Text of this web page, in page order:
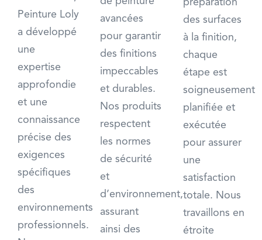
Peinture Loly
a développé
une
expertise
approfondie
et une
connaissance
précise des
exigences
spécifiques
des
environnements
professionnels.
avancées
pour garantir
des finitions
impeccables
et durables.
Nos produits
respectent
les normes
de sécurité
et
d’environnement,
assurant
ainsi des
des surfaces
à la finition,
chaque
étape est
soigneusement
planifiée et
exécutée
pour assurer
une
satisfaction
totale. Nous
travaillons en
étroite